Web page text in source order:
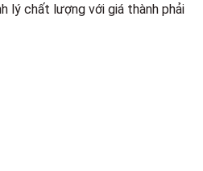
lý chất lượng với giá thành phải